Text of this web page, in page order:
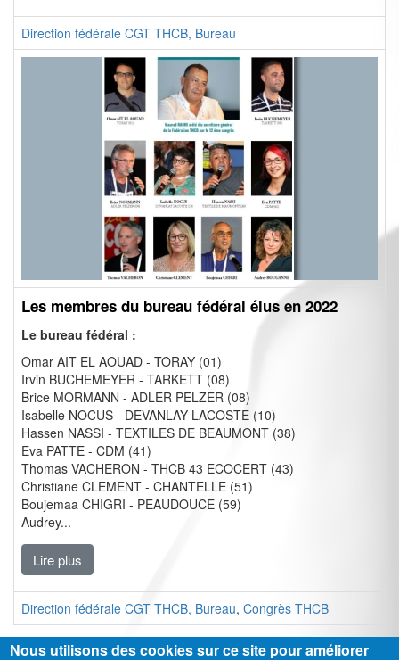
Direction fédérale CGT THCB, Bureau
Les membres du bureau fédéral élus en 2022
Le bureau fédéral :
Omar AIT EL AOUAD - TORAY (01)
Irvin BUCHEMEYER - TARKETT (08)
Brice MORMANN - ADLER PELZER (08)
Isabelle NOCUS - DEVANLAY LACOSTE (10)
Hassen NASSI - TEXTILES DE BEAUMONT (38)
Eva PATTE - CDM (41)
Thomas VACHERON - THCB 43 ECOCERT (43)
Christiane CLEMENT - CHANTELLE (51)
Boujemaa CHIGRI - PEAUDOUCE (59)
Audrey...
Lire plus
Direction fédérale CGT THCB, Bureau, Congrès THCB
Nous utilisons des cookies sur ce site pour améliorer